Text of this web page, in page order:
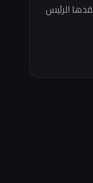
الرئيس